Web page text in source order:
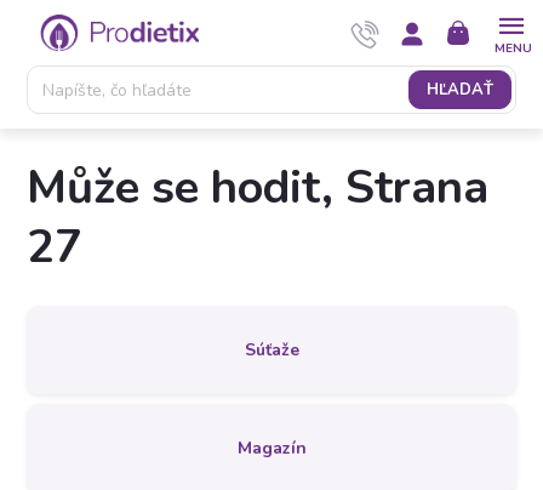
Prejsť
obsah
HĽADAŤ
NÁKUPNÝ
KOŠÍK
Může se hodit, Strana
27
Súťaže
Magazín